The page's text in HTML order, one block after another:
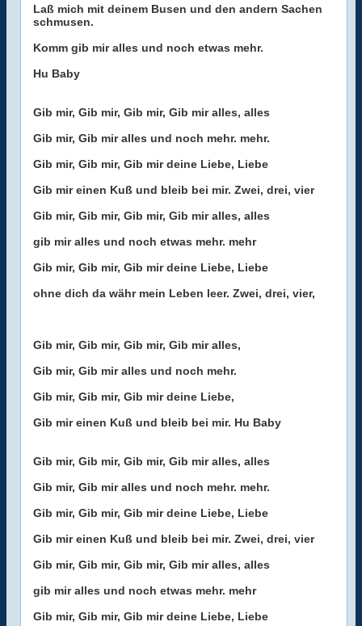
Laß mich mit deinem Busen und den andern Sachen
schmusen.
Komm gib mir alles und noch etwas mehr.
Hu Baby
Gib mir, Gib mir, Gib mir, Gib mir alles, alles
Gib mir, Gib mir alles und noch mehr. mehr.
Gib mir, Gib mir, Gib mir deine Liebe, Liebe
Gib mir einen Kuß und bleib bei mir. Zwei, drei, vier
Gib mir, Gib mir, Gib mir, Gib mir alles, alles
gib mir alles und noch etwas mehr. mehr
Gib mir, Gib mir, Gib mir deine Liebe, Liebe
ohne dich da währ mein Leben leer. Zwei, drei, vier,
Gib mir, Gib mir, Gib mir, Gib mir alles,
Gib mir, Gib mir alles und noch mehr.
Gib mir, Gib mir, Gib mir deine Liebe,
Gib mir einen Kuß und bleib bei mir. Hu Baby
Gib mir, Gib mir, Gib mir, Gib mir alles, alles
Gib mir, Gib mir alles und noch mehr. mehr.
Gib mir, Gib mir, Gib mir deine Liebe, Liebe
Gib mir einen Kuß und bleib bei mir. Zwei, drei, vier
Gib mir, Gib mir, Gib mir, Gib mir alles, alles
gib mir alles und noch etwas mehr. mehr
Gib mir, Gib mir, Gib mir deine Liebe, Liebe